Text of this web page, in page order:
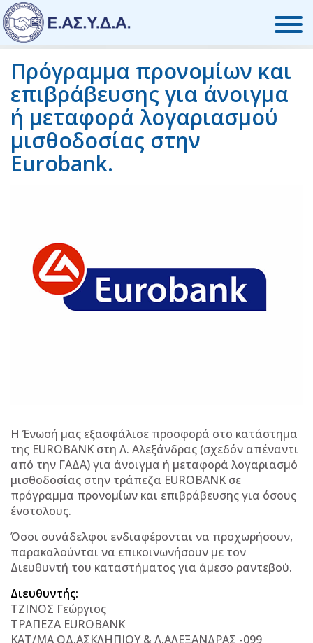
Πρόγραμμα προνομίων και
επιβράβευσης για άνοιγμα
ή μεταφορά λογαριασμού
μισθοδοσίας στην
Eurobank.
Η Ένωσή μας εξασφάλισε προσφορά στο κατάστημα
της EUROBANK στη Λ. Αλεξάνδρας (σχεδόν απέναντι
από την ΓΑΔΑ)για άνοιγμα ή μεταφορά λογαριασμό
μισθοδοσίας στην τράπεζα EUROBANK σε
πρόγραμμα προνομίων και επιβράβευσης για όσους
ένστολους.
Όσοι συνάδελφοι ενδιαφέρονται να προχωρήσουν,
παρακαλούνται να επικοινωνήσουν με τον
Διευθυντή του καταστήματος για άμεσο ραντεβού.
Διευθυντής:
ΤΖΙΝΟΣ Γεώργιος
ΤΡΑΠΕΖΑ EUROBANK
KAT/MA OΔ.ΑΣΚΛΗΠΙΟΥ & Λ.ΑΛΕΞΑΝΔΡΑΣ -099